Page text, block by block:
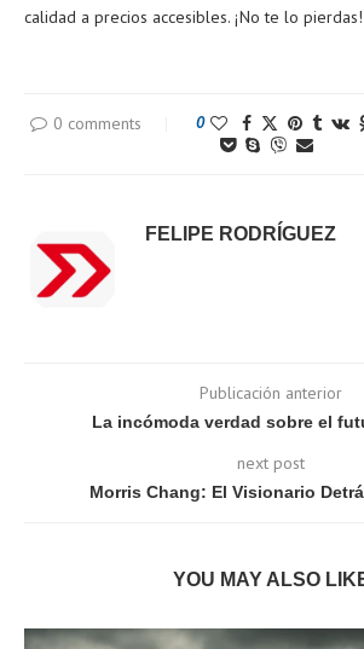
calidad a precios accesibles. ¡No te lo pierdas!
0 comments 0
FELIPE RODRÍGUEZ
Publicación anterior
La incómoda verdad sobre el
next post
Morris Chang: El Visionario
YOU MAY ALSO